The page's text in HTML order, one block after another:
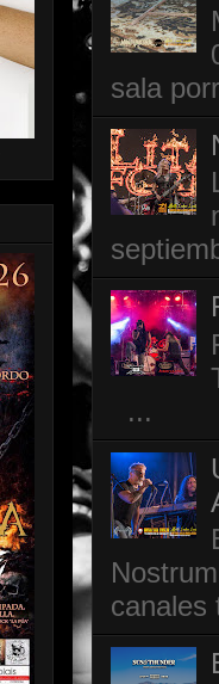
sala
...
canales